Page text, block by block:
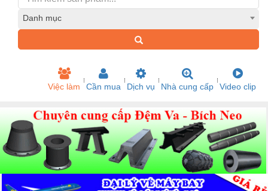
Danh mục
Việc làm Cần mua Dịch vụ Nhà cung cấp Video clip